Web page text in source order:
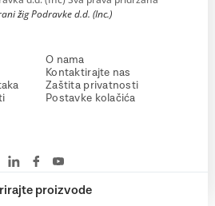
proizvode
žig Podravke d.d. (Inc.)
O nama
Kontaktirajte nas
Zaštita privatnosti
Postavke kolačića